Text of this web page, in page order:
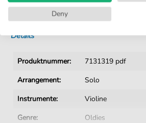
Sofortiger Download nach Kauf
Details
Produktnummer:
7131319 pdf
Arrangement:
Solo
Instrumente:
Violine
Genre:
Oldies
Deny